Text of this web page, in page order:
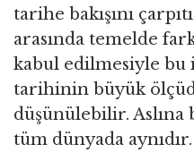
tarihe bakışını
arasında temelde
kabul edilmesiyle bu
tarihinin büyük
düşünülebilir. Aslına
tüm dünyada